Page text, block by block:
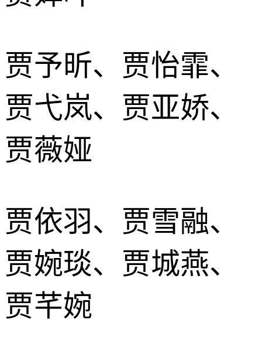
贾予昕、贾怡霏、
贾弋岚、贾亚娇、
贾薇娅
贾依羽、贾雪融、
贾婉琰、贾城燕、
贾芊婉